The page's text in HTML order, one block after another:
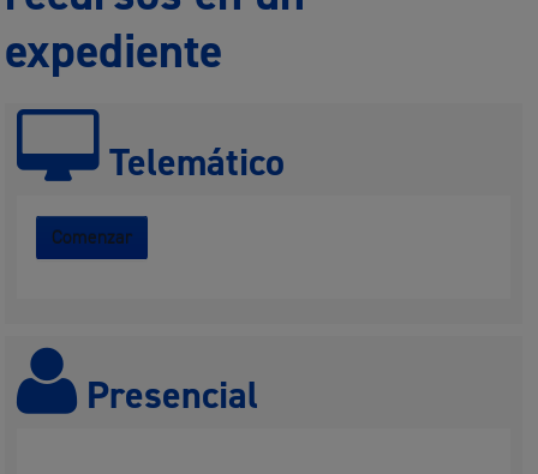
expediente
Telemático
Comenzar
Presencial